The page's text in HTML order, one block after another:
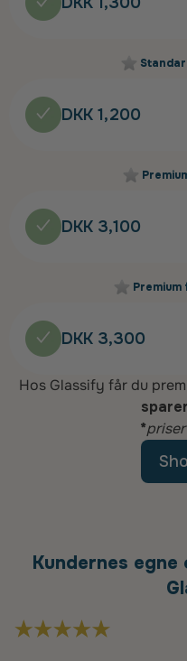
DKK 1,200
DKK 3,100
DKK 3,300
Hos Glassify får du
*
Kundernes